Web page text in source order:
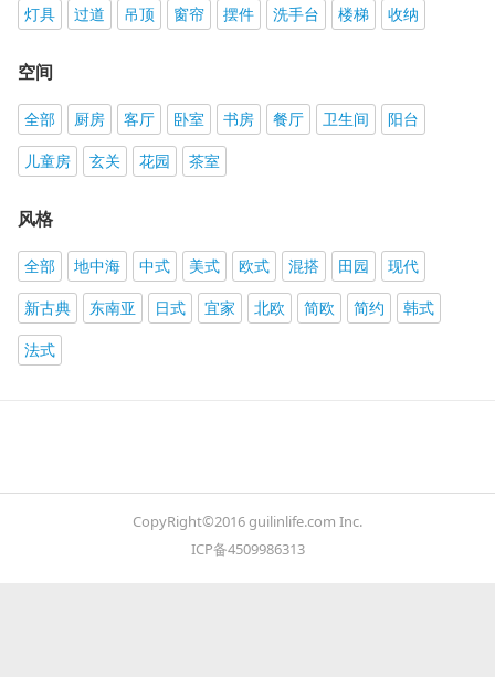
灯具
过道 吊顶 窗帘 摆件 洗手台 楼梯 收纳
空间
全部 厨房 客厅 卧室 书房 餐厅 卫生间
阳台
儿童房
玄关 花园 茶室
风格
全部 地中海 中式 美式 欧式 混搭 田园
现代
新古典
东南亚 日式 宜家 北欧 简欧 简约
韩式
法式
CopyRight©2016 guilinlife.com Inc.
ICP备4509986313